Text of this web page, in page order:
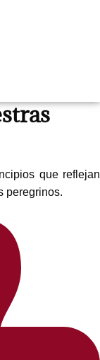
que reflejan
peregrinos.